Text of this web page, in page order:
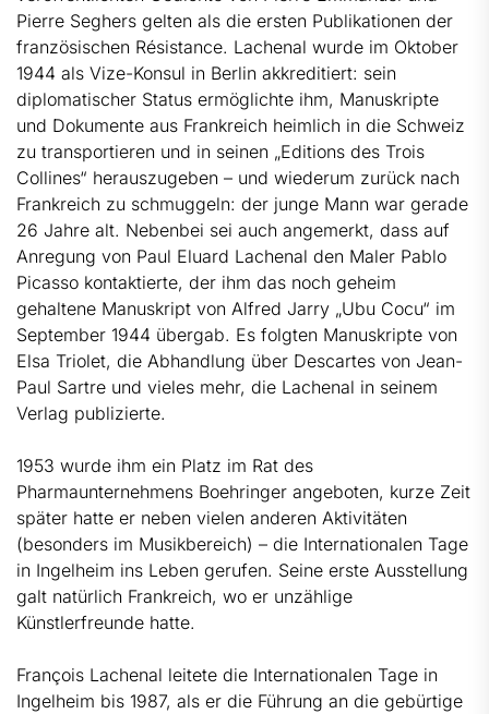
Pierre Seghers gelten als die ersten Publikationen der
französischen Résistance. Lachenal wurde im Oktober
1944 als Vize-Konsul in Berlin akkreditiert: sein
diplomatischer Status ermöglichte ihm, Manuskripte
und Dokumente aus Frankreich heimlich in die Schweiz
zu transportieren und in seinen „Editions des Trois
Collines“ herauszugeben – und wiederum zurück nach
Frankreich zu schmuggeln: der junge Mann war gerade
26 Jahre alt. Nebenbei sei auch angemerkt, dass auf
Anregung von Paul Eluard Lachenal den Maler Pablo
Picasso kontaktierte, der ihm das noch geheim
gehaltene Manuskript von Alfred Jarry „Ubu Cocu“ im
September 1944 übergab. Es folgten Manuskripte von
Elsa Triolet, die Abhandlung über Descartes von Jean-
Paul Sartre und vieles mehr, die Lachenal in seinem
Verlag publizierte.
1953 wurde ihm ein Platz im Rat des
Pharmaunternehmens Boehringer angeboten, kurze Zeit
später hatte er neben vielen anderen Aktivitäten
(besonders im Musikbereich) – die Internationalen Tage
in Ingelheim ins Leben gerufen. Seine erste Ausstellung
galt natürlich Frankreich, wo er unzählige
Künstlerfreunde hatte.
François Lachenal leitete die Internationalen Tage in
Ingelheim bis 1987, als er die Führung an die gebürtige